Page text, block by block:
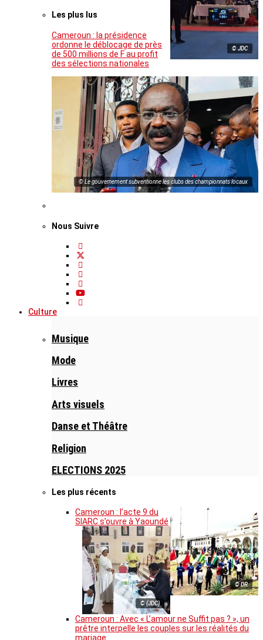
© JDC
Les plus lus
Cameroun : la présidence
ordonne le déblocage de près
de 500 millions de F au profit
des sélections nationales
© Le gouvernement subventionne les clubs des championnats locaux
Nous Suivre
Culture
Musique
Mode
Livres
Arts visuels
Danse et Théâtre
Religion
ELECTIONS 2025
Les plus récents
© DR
Cameroun : l’acte 9 du
SIARC s’ouvre à Yaoundé
© (JDC)
Cameroun : Avec « L’amour ne Suffit pas ? », un
prêtre interpelle les couples sur les réalités du
mariage